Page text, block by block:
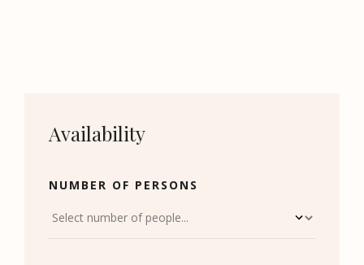
Availability
NUMBER OF PERSONS